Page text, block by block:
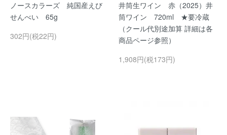
ノースカラーズ 純国産えび
せんべい 65g
302円(税22円)
井筒生ワイン 赤（2025）井
筒ワイン 720ml ★要冷蔵
（クール代別途加算 詳細は各
商品ページ参照）
1,908円(税173円)